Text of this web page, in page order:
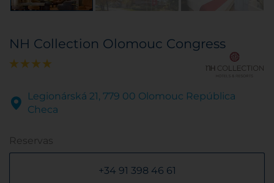
NH Collection Olomouc Congress
Legionárská 21, 779 00 Olomouc República
Checa
Reservas
+34 91 398 46 61